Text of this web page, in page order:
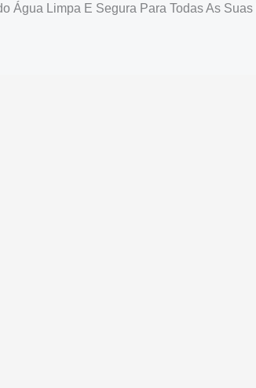
Água Limpa E Segura Para Todas As